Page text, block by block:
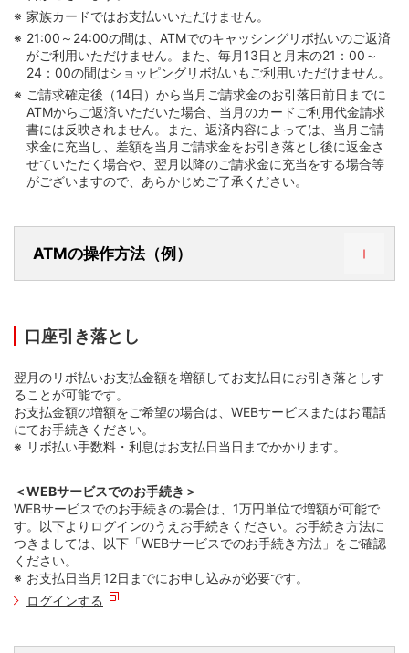
家族カードではお支払いいただけません。
21:00～24:00の間は、ATMでのキャッシングリボ払いのご返済
がご利用いただけません。また、毎月13日と月末の21：00～
24：00の間はショッピングリボ払いもご利用いただけません。
ご請求確定後（14日）から当月ご請求金のお引落日前日までに
ATMからご返済いただいた場合、当月のカードご利用代金請求
書には反映されません。また、返済内容によっては、当月ご請
求金に充当し、差額を当月ご請求金をお引き落とし後に返金さ
せていただく場合や、翌月以降のご請求金に充当をする場合等
がございますので、あらかじめご了承ください。
ATMの操作方法（例）
口座引き落とし
翌月のリボ払いお支払金額を増額してお支払日にお引き落としす
ることが可能です。
お支払金額の増額をご希望の場合は、WEBサービスまたはお電話
にてお手続きください。
リボ払い手数料・利息はお支払日当日までかかります。
＜WEBサービスでのお手続き＞
WEBサービスでのお手続きの場合は、1万円単位で増額が可能で
す。以下よりログインのうえお手続きください。お手続き方法に
つきましては、以下「WEBサービスでのお手続き方法」をご確認
ください。
お支払日当月12日までにお申し込みが必要です。
ログインする